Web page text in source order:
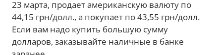
23 марта, продает американскую валюту по
44,15 грн/долл., а покупает по 43,55 грн/долл.
Если вам надо купить большую сумму
долларов, заказывайте наличные в банке